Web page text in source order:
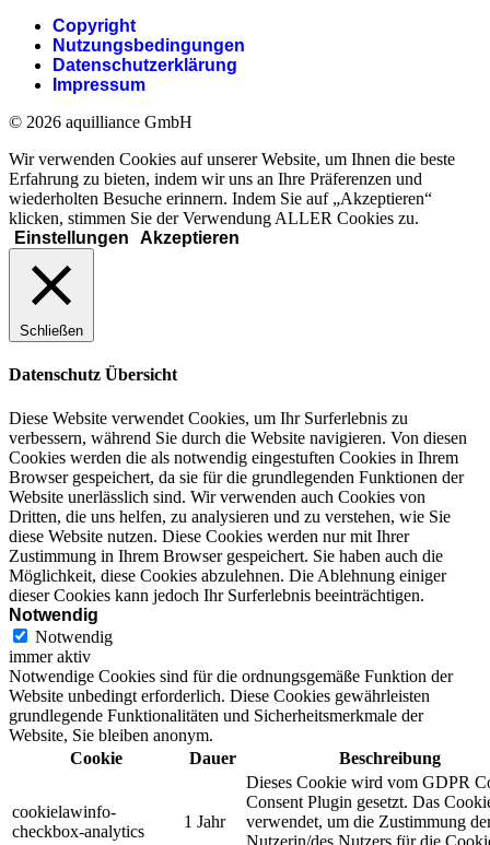
Copyright
Nutzungsbedingungen
Datenschutzerklärung
Impressum
© 2026 aquilliance GmbH
Wir verwenden Cookies auf unserer Website, um Ihnen die beste
Erfahrung zu bieten, indem wir uns an Ihre Präferenzen und
wiederholten Besuche erinnern. Indem Sie auf „Akzeptieren“
klicken, stimmen Sie der Verwendung ALLER Cookies zu.
Einstellungen
Akzeptieren
Schließen
Datenschutz Übersicht
Diese Website verwendet Cookies, um Ihr Surferlebnis zu
verbessern, während Sie durch die Website navigieren. Von diesen
Cookies werden die als notwendig eingestuften Cookies in Ihrem
Browser gespeichert, da sie für die grundlegenden Funktionen der
Website unerlässlich sind. Wir verwenden auch Cookies von
Dritten, die uns helfen, zu analysieren und zu verstehen, wie Sie
diese Website nutzen. Diese Cookies werden nur mit Ihrer
Zustimmung in Ihrem Browser gespeichert. Sie haben auch die
Möglichkeit, diese Cookies abzulehnen. Die Ablehnung einiger
dieser Cookies kann jedoch Ihr Surferlebnis beeinträchtigen.
Notwendig
Notwendig
immer aktiv
Notwendige Cookies sind für die ordnungsgemäße Funktion der
Website unbedingt erforderlich. Diese Cookies gewährleisten
grundlegende Funktionalitäten und Sicherheitsmerkmale der
Website, Sie bleiben anonym.
Cookie
Dauer Beschreibung
cookielawinfo-
checkbox-analytics
1 Jahr
Dieses Cookie wird vom GDPR
Consent Plugin gesetzt. Das
verwendet, um die Zustimmung
Nutzerin/des Nutzers für die